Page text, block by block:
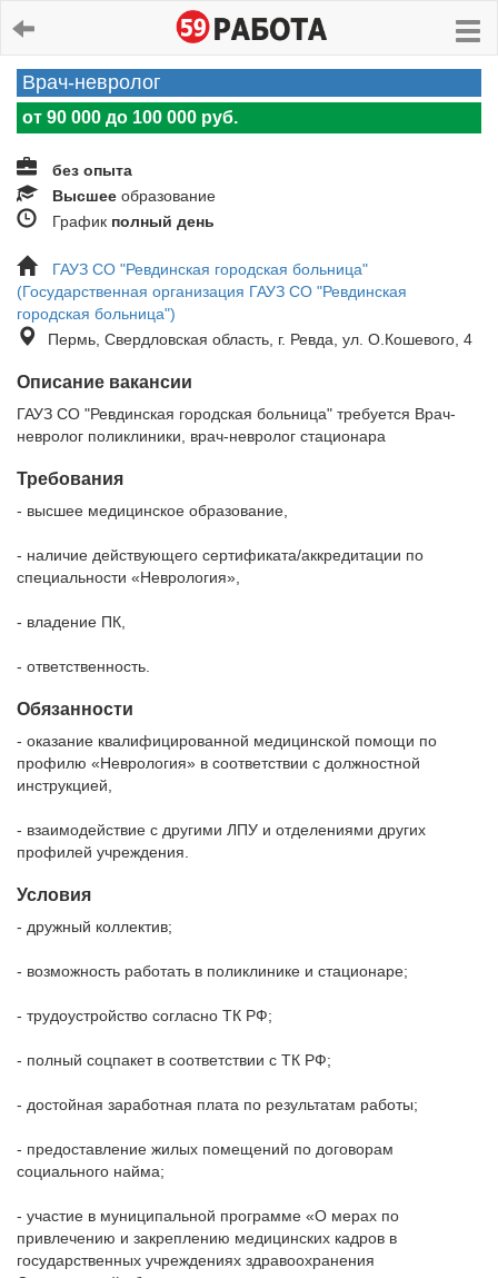
Врач-невролог
от 90 000 до 100 000 руб.
без опыта
Высшее образование
График полный день
ГАУЗ СО "Ревдинская городская больница"
(Государственная организация ГАУЗ СО "Ревдинская
городская больница")
Пермь, Свердловская область, г. Ревда, ул. О.Кошевого, 4
Описание вакансии
ГАУЗ СО "Ревдинская городская больница" требуется Врач-
невролог поликлиники, врач-невролог стационара
Требования
- высшее медицинское образование,
- наличие действующего сертификата/аккредитации по
специальности «Неврология»,
- владение ПК,
- ответственность.
Обязанности
- оказание квалифицированной медицинской помощи по
профилю «Неврология» в соответствии с должностной
инструкцией,
- взаимодействие с другими ЛПУ и отделениями других
профилей учреждения.
Условия
- дружный коллектив;
- возможность работать в поликлинике и стационаре;
- трудоустройство согласно ТК РФ;
- полный соцпакет в соответствии с ТК РФ;
- достойная заработная плата по результатам работы;
- предоставление жилых помещений по договорам
социального найма;
- участие в муниципальной программе «О мерах по
привлечению и закреплению медицинских кадров в
государственных учреждениях здравоохранения